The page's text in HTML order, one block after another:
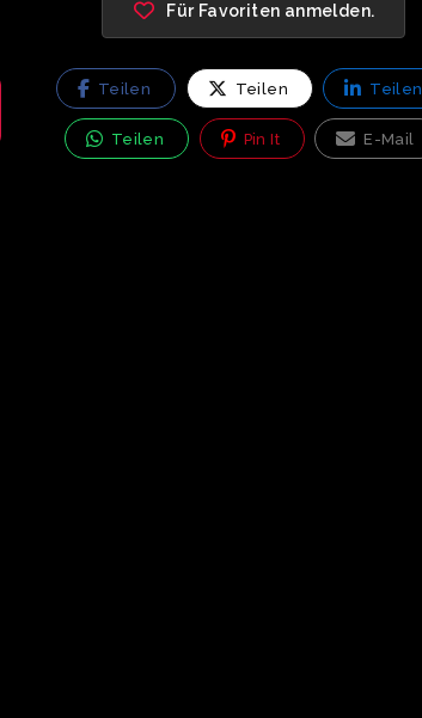
Für Favoriten anmelden.
Teilen Teilen Teilen
Teilen Pin It E-Mail